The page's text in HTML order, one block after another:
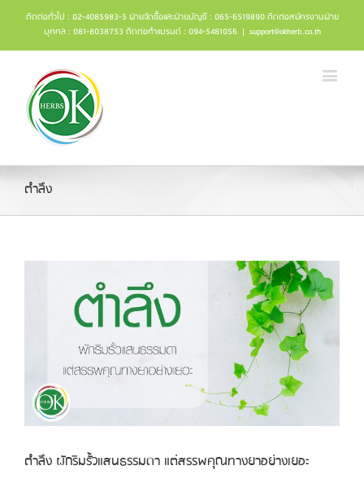
ติดต่อทั่วไป : 02-4085983-5 ฝ่ายจัดซื้อและฝ่ายบัญชี : 065-6519890 ติดต่อสมัครงานฝ่าย
บุคคล : 081-8038753 ติดต่อทำแบรนด์ : 094-5481056 | support@okherb.co.th
ตำลึง
ตำลึง ผักริมรั้วแสนธรรมดา แต่สรรพคุณทางยาอย่างเยอะ